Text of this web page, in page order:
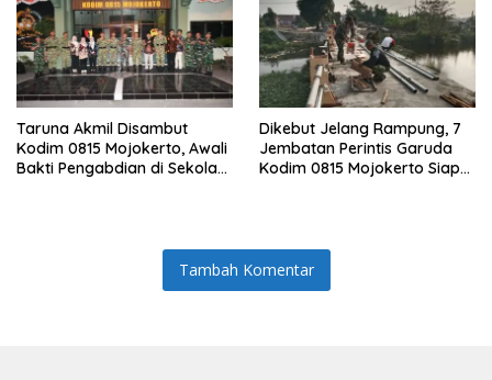
Taruna Akmil Disambut
Kodim 0815 Mojokerto, Awali
Bakti Pengabdian di Sekolah
Dikebut Jelang Rampung, 7
Jembatan Perintis Garuda
Kodim 0815 Mojokerto Siap
Tambah Komentar